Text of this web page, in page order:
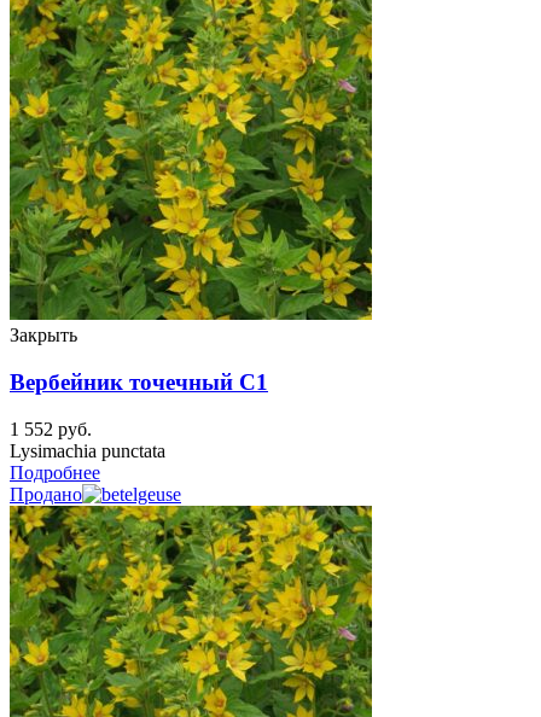
Закрыть
Вербейник точечный C1
1 552 руб.
Lysimachia punctata
Подробнее
Продано